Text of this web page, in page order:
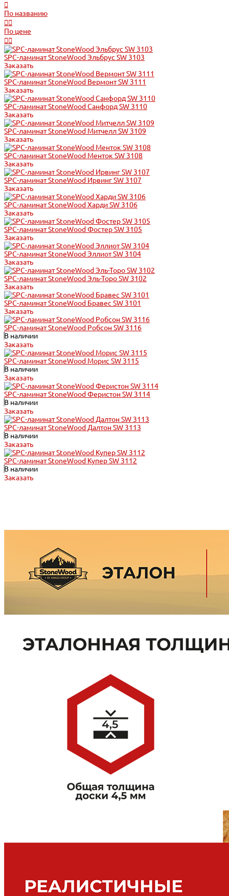
По названию
По цене
SPC-ламинат StoneWood Эльбрус SW 3103
Заказать
SPC-ламинат StoneWood Вермонт SW 3111
Заказать
SPC-ламинат StoneWood Санфорд SW 3110
Заказать
SPC-ламинат StoneWood Митчелл SW 3109
Заказать
SPC-ламинат StoneWood Менток SW 3108
Заказать
SPC-ламинат StoneWood Ирвинг SW 3107
Заказать
SPC-ламинат StoneWood Харди SW 3106
Заказать
SPC-ламинат StoneWood Фостер SW 3105
Заказать
SPC-ламинат StoneWood Эллиот SW 3104
Заказать
SPC-ламинат StoneWood Эль-Торо SW 3102
Заказать
SPC-ламинат StoneWood Бравес SW 3101
Заказать
SPC-ламинат StoneWood Робсон SW 3116
В наличии
Заказать
SPC-ламинат StoneWood Морис SW 3115
В наличии
Заказать
SPC-ламинат StoneWood Феристон SW 3114
В наличии
Заказать
SPC-ламинат StoneWood Далтон SW 3113
В наличии
Заказать
SPC-ламинат StoneWood Купер SW 3112
В наличии
Заказать